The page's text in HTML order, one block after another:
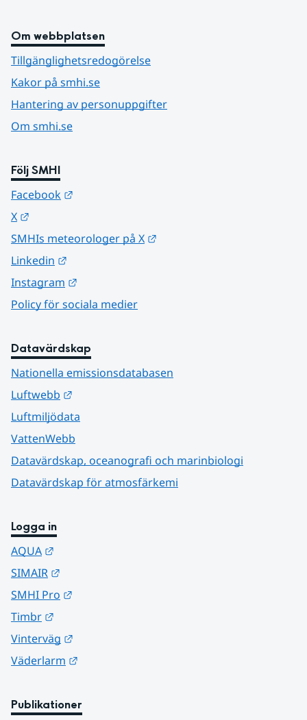
Om webbplatsen
Tillgänglighetsredogörelse
Kakor på smhi.se
Hantering av personuppgifter
Om smhi.se
Följ SMHI
Facebook
X
SMHIs meteorologer på X
Linkedin
Instagram
Policy för sociala medier
Datavärdskap
Nationella emissionsdatabasen
Luftwebb
Luftmiljödata
VattenWebb
Datavärdskap, oceanografi och marinbiologi
Datavärdskap för atmosfärkemi
Logga in
AQUA
SIMAIR
SMHI Pro
Timbr
Vinterväg
Väderlarm
Publikationer